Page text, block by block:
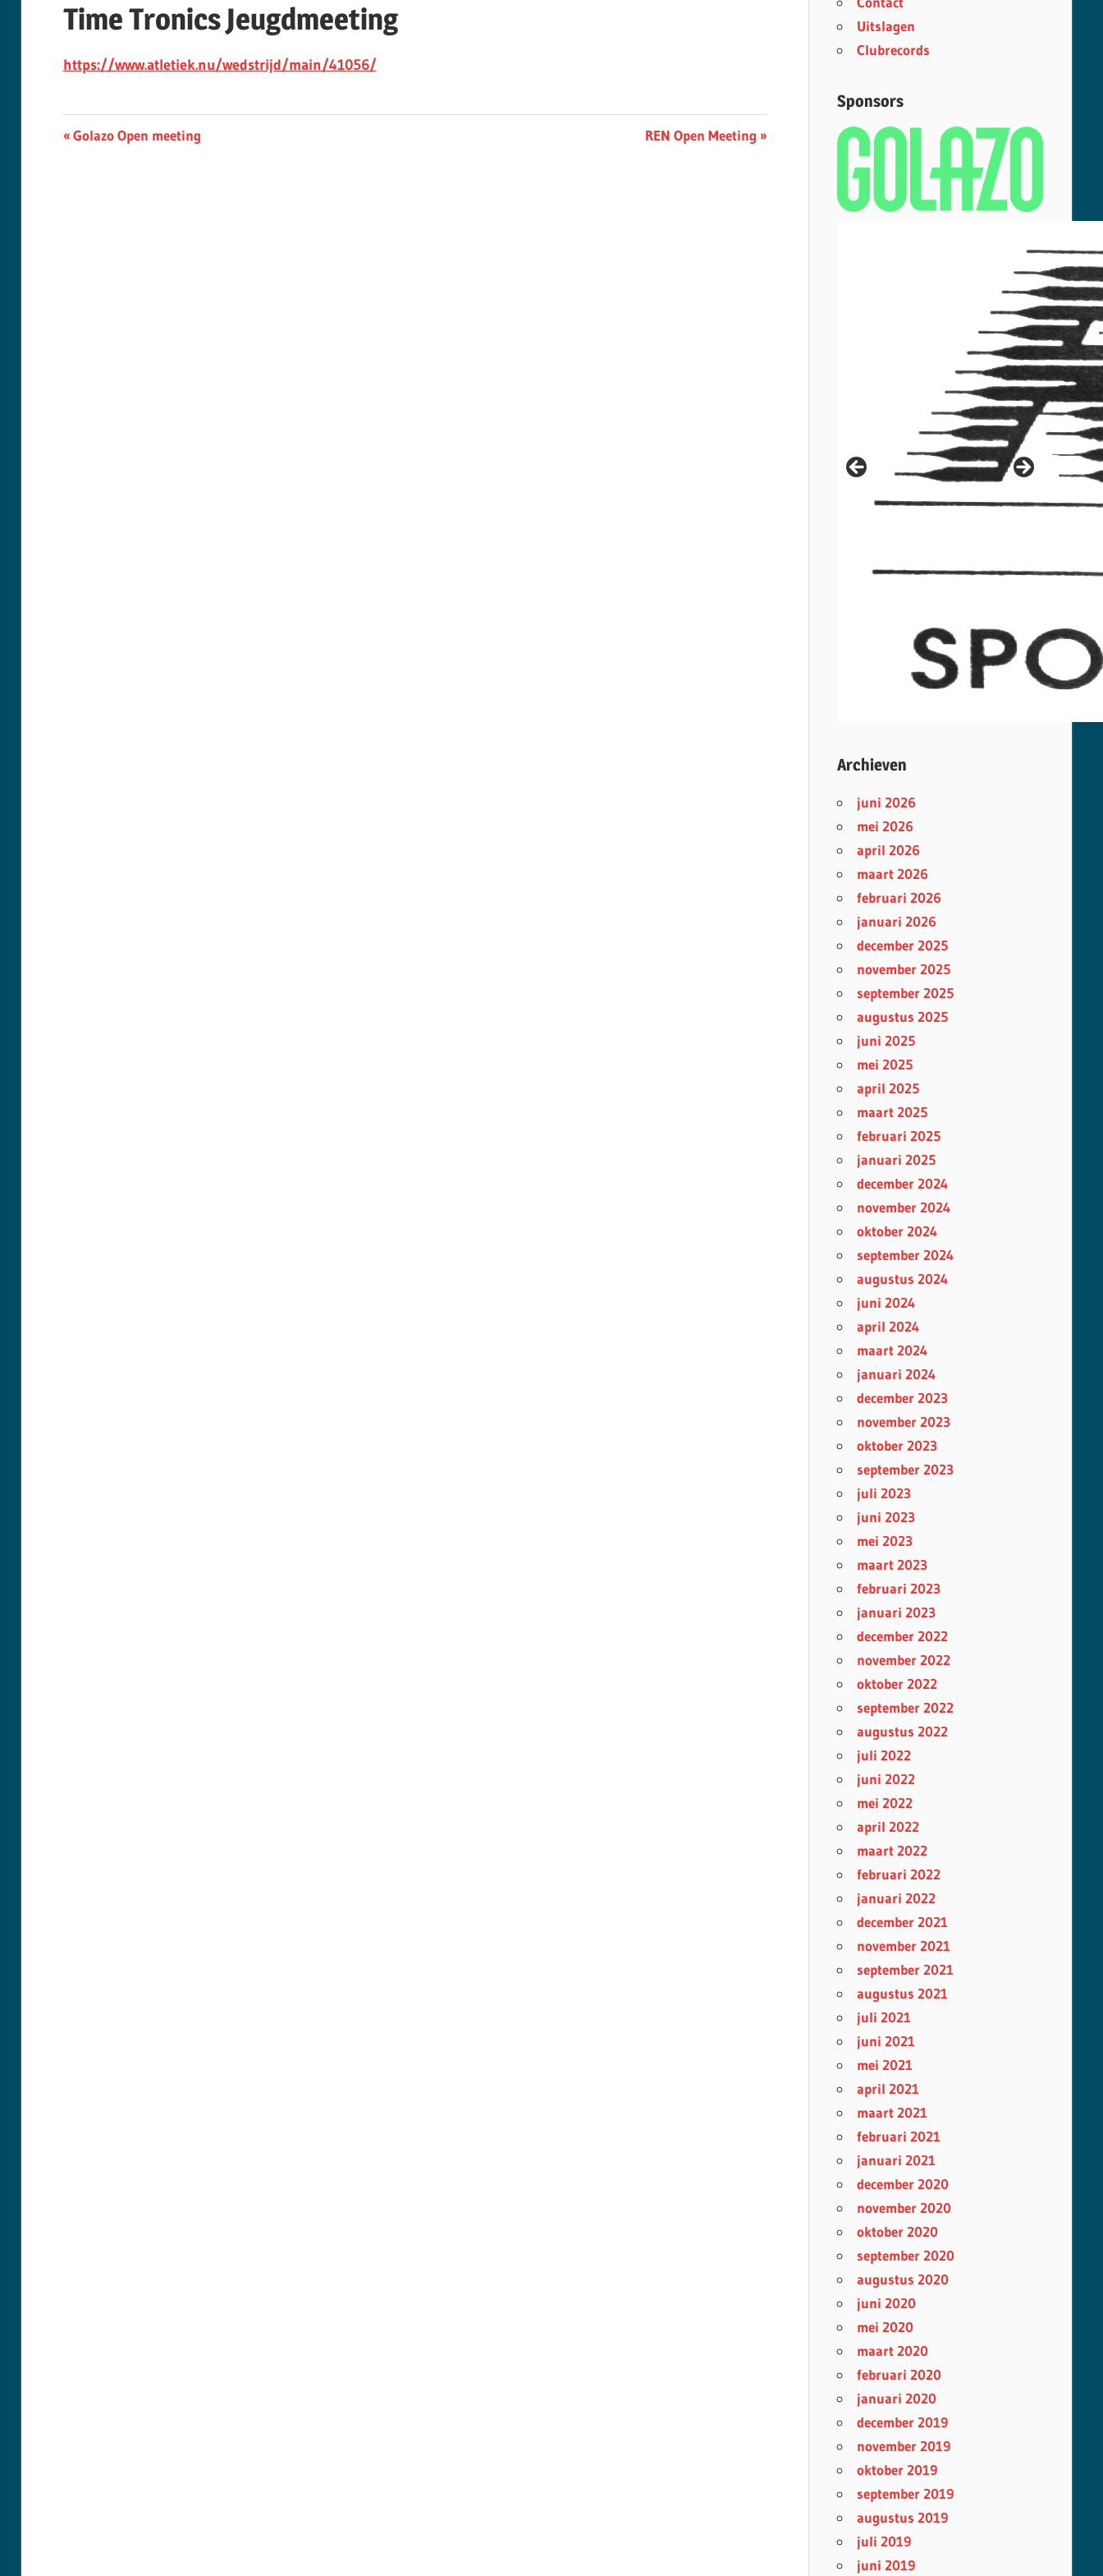
Time Tronics Jeugdmeeting
https://www.atletiek.nu/wedstrijd/main/41056/
Berichtnavigatie
Previous
Golazo Open meeting
Next
REN Open Meeting
Uitslagen
Clubrecords
Sponsors
Archieven
juni 2026
mei 2026
april 2026
maart 2026
februari 2026
januari 2026
december 2025
november 2025
september 2025
augustus 2025
juni 2025
mei 2025
april 2025
maart 2025
februari 2025
januari 2025
december 2024
november 2024
oktober 2024
september 2024
augustus 2024
juni 2024
april 2024
maart 2024
januari 2024
december 2023
november 2023
oktober 2023
september 2023
juli 2023
juni 2023
mei 2023
maart 2023
februari 2023
januari 2023
december 2022
november 2022
oktober 2022
september 2022
augustus 2022
juli 2022
juni 2022
mei 2022
april 2022
maart 2022
februari 2022
januari 2022
december 2021
november 2021
september 2021
augustus 2021
juli 2021
juni 2021
mei 2021
april 2021
maart 2021
februari 2021
januari 2021
december 2020
november 2020
oktober 2020
september 2020
augustus 2020
juni 2020
mei 2020
maart 2020
februari 2020
januari 2020
december 2019
november 2019
oktober 2019
september 2019
augustus 2019
juli 2019
juni 2019